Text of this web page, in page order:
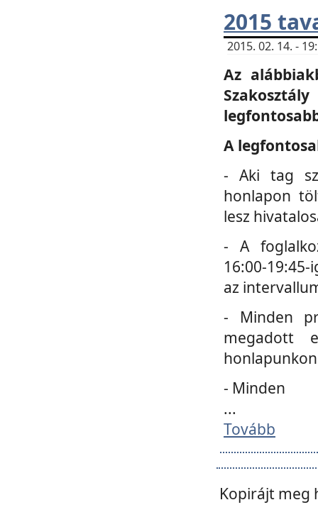
2015
2015. 02. 14. -
Az
A
- Aki tag
honlapon
lesz
- A
16:00-
az
- Minden
megadott
- Minden
...
Tovább
Kopirájt meg